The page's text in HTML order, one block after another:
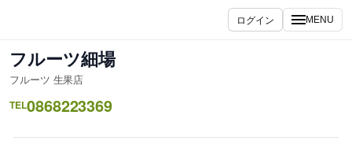
を
ス
キ
ッ
ログイン MENU
フルーツ細場
フルーツ 生果店
TEL0868223369